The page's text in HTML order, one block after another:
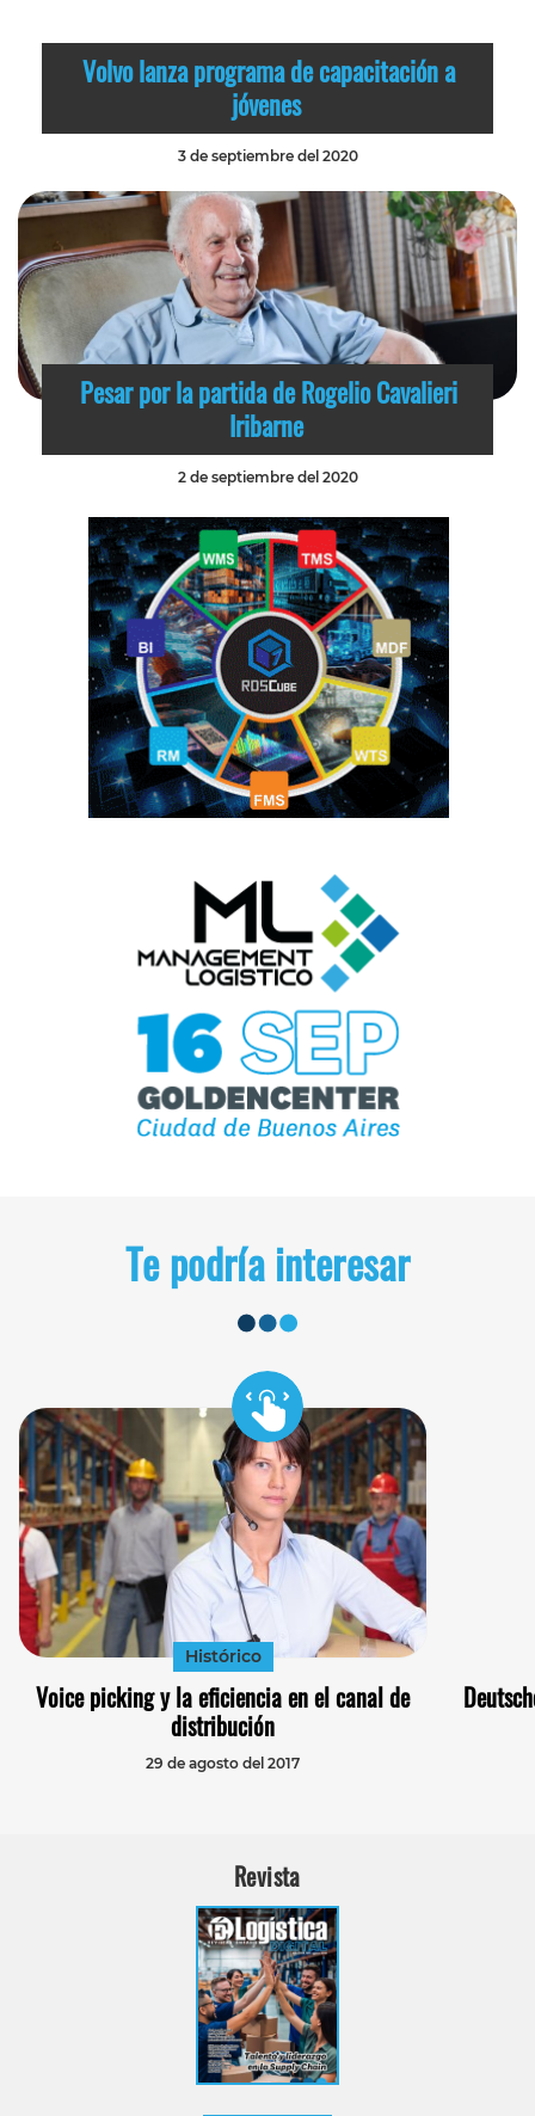
Volvo lanza programa de capacitación a
jóvenes
3 de septiembre del 2020
Pesar por la partida de Rogelio Cavalieri
Iribarne
2 de septiembre del 2020
Te podría interesar
Histórico
Voice picking y la eficiencia en el canal de
distribución
29 de agosto del 2017
Revista